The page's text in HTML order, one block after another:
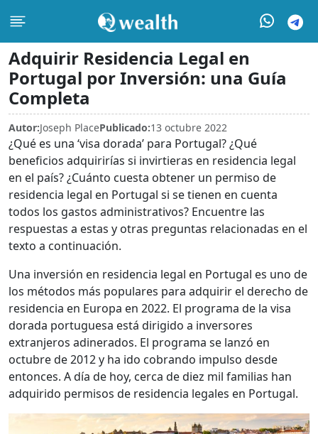
Adquirir Residencia Legal en
Portugal por Inversión: una Guía
Completa
Autor:Joseph PlacePublicado:13 octubre 2022
¿Qué es una ‘visa dorada’ para Portugal? ¿Qué
beneficios adquirirías si invirtieras en residencia legal
en el país? ¿Cuánto cuesta obtener un permiso de
residencia legal en Portugal si se tienen en cuenta
todos los gastos administrativos? Encuentre las
respuestas a estas y otras preguntas relacionadas en el
texto a continuación.
Una inversión en residencia legal en Portugal es uno de
los métodos más populares para adquirir el derecho de
residencia en Europa en 2022. El programa de la visa
dorada portuguesa está dirigido a inversores
extranjeros adinerados. El programa se lanzó en
octubre de 2012 y ha ido cobrando impulso desde
entonces. A día de hoy, cerca de diez mil familias han
adquirido permisos de residencia legales en Portugal.